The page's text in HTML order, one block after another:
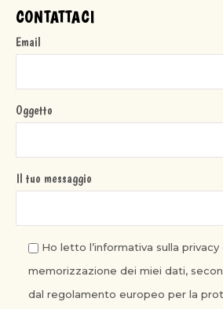
CONTATTACI
Email
Oggetto
Il tuo messaggio
Ho letto l’informativa sulla
memorizzazione dei miei dati,
dal regolamento europeo per la